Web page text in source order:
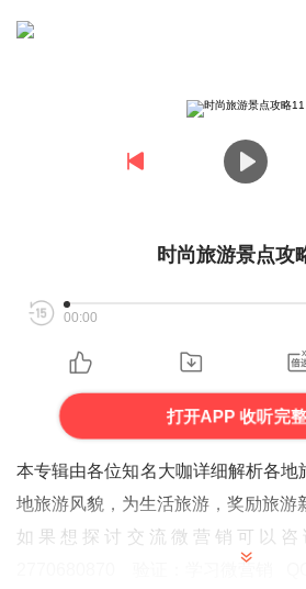
时尚旅游景点攻
00:00
打开APP 收听完
本专辑由各位知名大咖详细解析各地
地旅游风貌，为生活旅游，奖励旅游
如果想探讨交流微营销可以咨